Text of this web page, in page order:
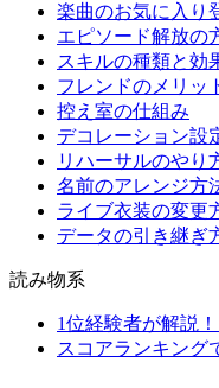
楽曲のお気に入り
エピソード解放の
スキルの種類と効
フレンドのメリッ
控え室の仕組み
デコレーション設
リハーサルのやり
名前のアレンジ方
ライブ衣装の変更
データの引き継ぎ
読み物系
1位経験者が解説
スコアランキング